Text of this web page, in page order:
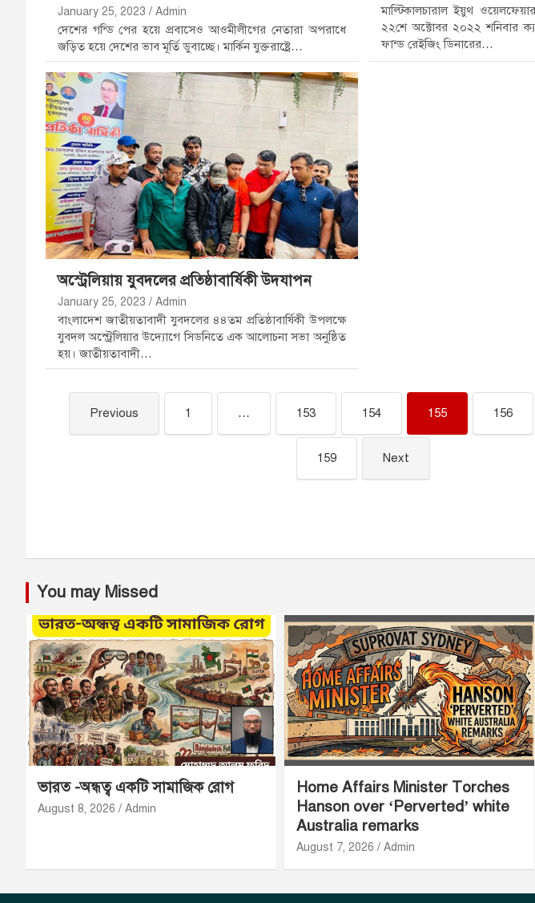
January 25, 2023 Admin
দেশের গন্ডি পের হয়ে প্রবাসেও আওমীলীগের নেতারা অপরাধে
জড়িত হয়ে দেশের ভাব মূর্তি ডুবাচ্ছে। মার্কিন যুক্তরাষ্ট্রে…
মাল্টিকালচারাল ইয়ুথ
২২শে অক্টোবর ২০২২ শনিবার
ফান্ড রেইজিং ডিনারের…
অস্ট্রেলিয়ায় যুবদলের প্রতিষ্ঠাবার্ষিকী উদযাপন
January 25, 2023 Admin
বাংলাদেশ জাতীয়তাবাদী যুবদলের ৪৪তম প্রতিষ্ঠাবার্ষিকী উপলক্ষে
যুবদল অস্ট্রেলিয়ার উদ্যোগে সিডনিতে এক আলোচনা সভা অনুষ্ঠিত
হয়। জাতীয়তাবাদী…
Previous 1 … 153 154 155 156
159 Next
You may Missed
ভারত -অন্ধত্ব একটি সামাজিক রোগ
August 8, 2026 Admin
Home Affairs Minister Torches
Hanson over ‘Perverted’ white
Australia remarks
August 7, 2026 Admin